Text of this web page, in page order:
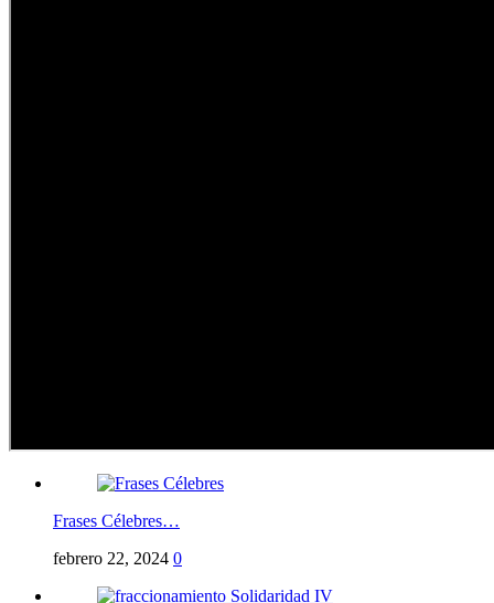
Frases Célebres…
febrero 22, 2024 0